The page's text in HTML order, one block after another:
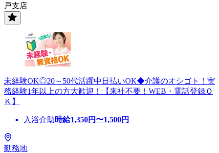
戸支店
未経験OK◎20～50代活躍中日払いOK◆介護のオシゴト！実
務経験1年以上の方大歓迎！【来社不要！WEB・電話登録Ｏ
Ｋ】
入浴介助時給1,350円〜1,500円
勤務地